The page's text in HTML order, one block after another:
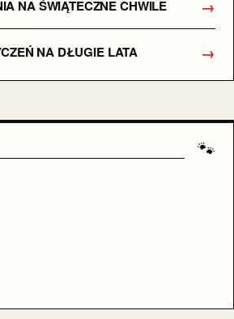
NA ŚWIĄTECZNE CHWILE →
NA DŁUGIE LATA →
🐾